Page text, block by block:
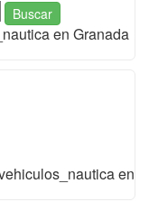
Buscar
en Granada
en